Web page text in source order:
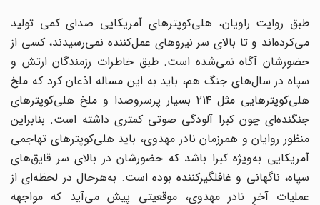
طبق روایت راویان، هلی‌کوپترهای آمریکایی صدای کمی تولید
می‌کرده‌اند و تا بالای سر نیروهای عمل‌کننده نمی‌رسیدند، کسی از
حضورشان آگاه نمی‌شده است. طبق خاطرات رزمندگان ارتش و
سپاه در سال‌های جنگ هم، باید به این مساله اذعان کرد که ملخ
هلی‌کوپترهایی مثل ۲۱۴ بسیار پرسروصدا و ملخ هلی‌کوپترهای
جنگنده‌ای چون کبرا آلودگی صوتی کمتری داشته است. بنابراین
منظور روایان و همرزمان نادر مهدوی، باید هلی‌کوپترهای تهاجمی
آمریکایی به‌ویژه کبرا باشد که حضورشان در بالای سر قایق‌های
سپاه، ناگهانی و غافلگیرکننده بوده است. به‌هرحال در لحظه‌ای از
عملیات آخرِ نادر مهدوی، موقعیتی پیش می‌آید که مواجهه